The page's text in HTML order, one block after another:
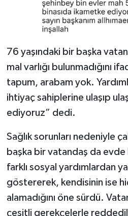
76 yaşındaki bir başka
mal varlığı bulunmadığını
tapum, arabam yok.
ihtiyaç sahiplerine ulaşıp
ediyoruz” dedi.
Sağlık sorunları nedeniyle
başka bir vatandaş da evde
farklı sosyal yardımlardan
göstererek, kendisinin ise
alamadığını öne sürdü.
çeşitli gerekçelerle